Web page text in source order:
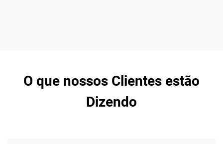
O que nossos Clientes estão
Dizendo